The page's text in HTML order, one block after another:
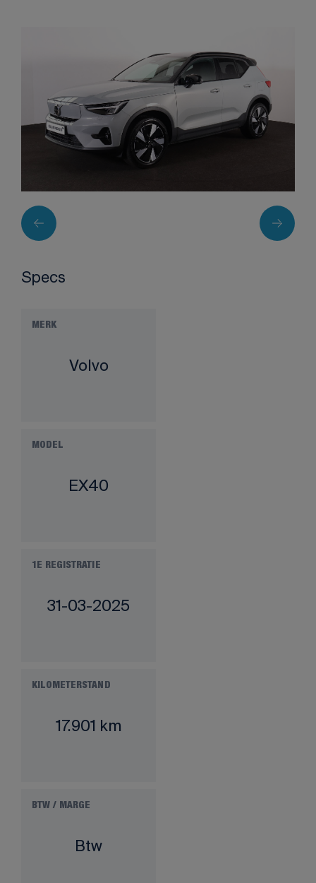
Specs
MERK
Volvo
MODEL
EX40
1E REGISTRATIE
31-03-2025
KILOMETERSTAND
17.901 km
BTW / MARGE
Btw